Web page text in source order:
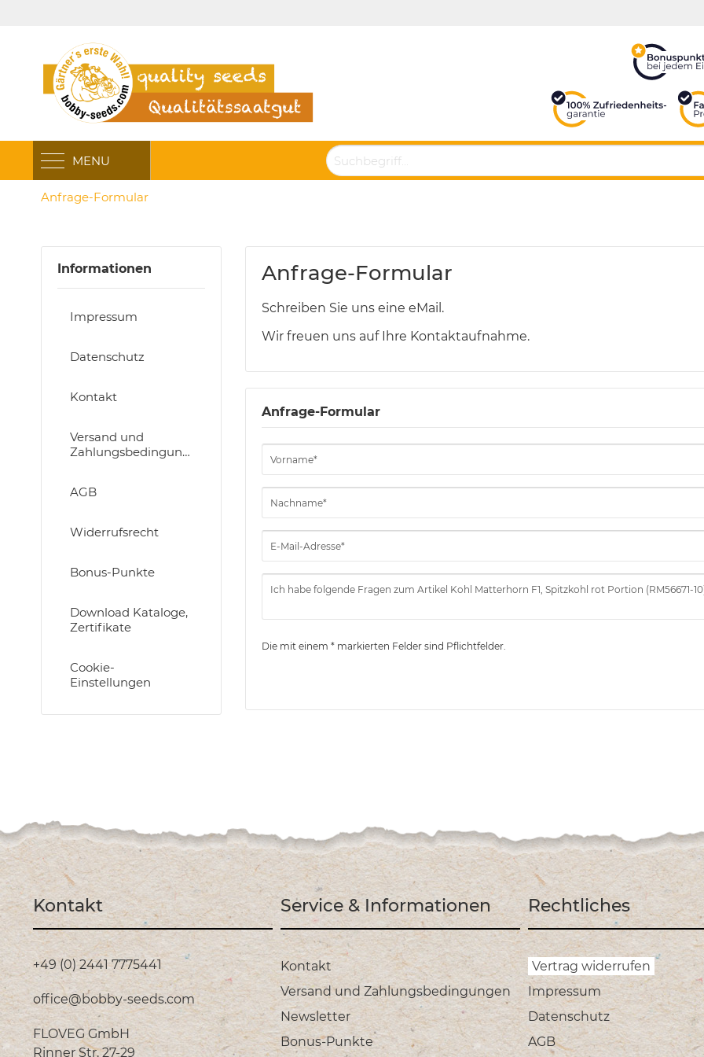
MENU
Anfrage-Formular
Informationen
Impressum
Datenschutz
Kontakt
Versand und
Zahlungsbedingungen
AGB
Widerrufsrecht
Bonus-Punkte
Download Kataloge,
Zertifikate
Cookie-
Einstellungen
Anfrage-Formular
Schreiben Sie uns eine eMail.
Wir freuen uns auf Ihre Kontaktaufnahme.
Anfrage-Formular
Die mit einem * markierten Felder sind Pflichtfelder.
Kontakt
+49 (0) 2441 7775441
office@bobby-seeds.com
FLOVEG GmbH
Rinner Str. 27-29
Service & Informationen
Kontakt
Versand und Zahlungsbedingungen
Newsletter
Bonus-Punkte
Rechtliches
Vertrag widerrufen
Impressum
Datenschutz
AGB